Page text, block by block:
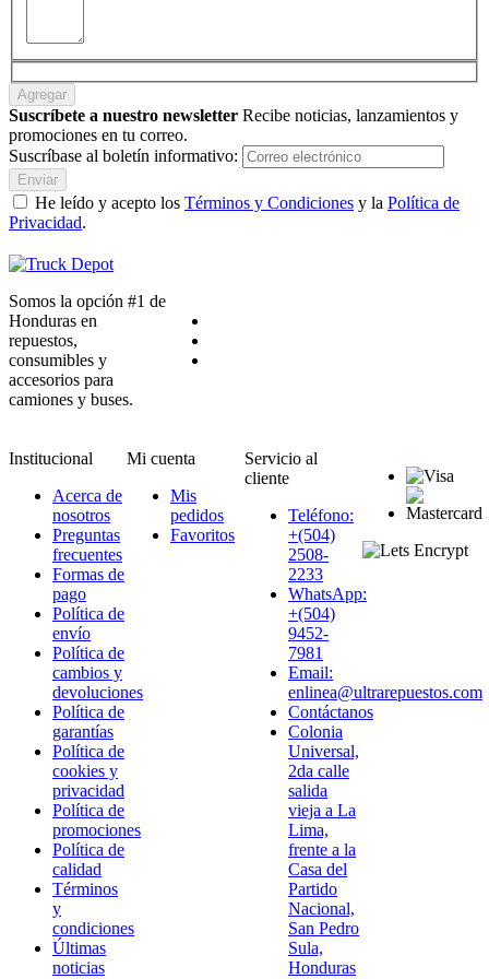
Agregar
Suscríbete a nuestro newsletter Recibe noticias, lanzamientos y
promociones en tu correo.
Suscríbase al boletín informativo:
Enviar
He leído y acepto los Términos y Condiciones y la Política de
Privacidad.
Somos la opción #1 de
Honduras en
repuestos,
consumibles y
accesorios para
camiones y buses.
Institucional
Acerca de
nosotros
Preguntas
frecuentes
Formas de
pago
Política de
envío
Política de
cambios y
devoluciones
Política de
garantías
Política de
cookies y
privacidad
Política de
promociones
Política de
calidad
Términos
y
condiciones
Últimas
noticias
Mi cuenta
Mis
pedidos
Favoritos
Servicio al
cliente
Teléfono:
+(504)
2508-
2233
WhatsApp:
+(504)
9452-
7981
Email:
enlinea@ultrarepuestos.com
Contáctanos
Colonia
Universal,
2da calle
salida
vieja a La
Lima,
frente a la
Casa del
Partido
Nacional,
San Pedro
Sula,
Honduras